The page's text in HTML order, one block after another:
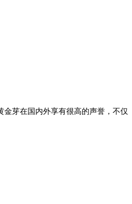
芽在国内外享有很高的声誉，不仅